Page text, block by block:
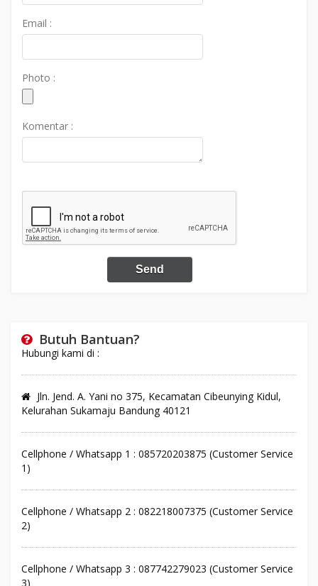
Butuh Bantuan?
Hubungi kami di :
Jln. Jend. A. Yani no 375, Kecamatan Cibeunying Kidul,
Kelurahan Sukamaju Bandung 40121
Cellphone / Whatsapp 1 : 085720203875 (Customer Service
1)
Cellphone / Whatsapp 2 : 082218007375 (Customer Service
2)
Cellphone / Whatsapp 3 : 087742279023 (Customer Service
3)
Email :
Photo :
Komentar :